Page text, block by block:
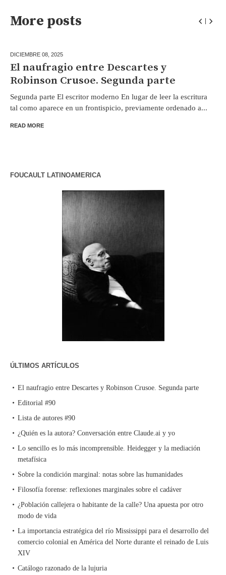
More posts
DICIEMBRE 08, 2025
El naufragio entre Descartes y
Robinson Crusoe. Segunda parte
Segunda parte El escritor moderno En lugar de leer la escritura
tal como aparece en un frontispicio, previamente ordenado a...
READ MORE
FOUCAULT LATINOAMERICA
ÚLTIMOS ARTÍCULOS
El naufragio entre Descartes y Robinson Crusoe. Segunda parte
Editorial #90
Lista de autores #90
¿Quién es la autora? Conversación entre Claude.ai y yo
Lo sencillo es lo más incomprensible. Heidegger y la mediación
metafísica
Sobre la condición marginal: notas sobre las humanidades
Filosofía forense: reflexiones marginales sobre el cadáver
¿Población callejera o habitante de la calle? Una apuesta por otro
modo de vida
La importancia estratégica del río Mississippi para el desarrollo del
comercio colonial en América del Norte durante el reinado de Luis
XIV
Catálogo razonado de la lujuria